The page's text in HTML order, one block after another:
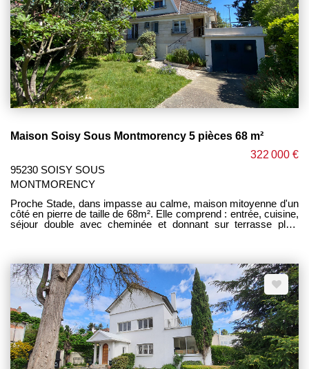
Maison Soisy Sous Montmorency 5 pièces 68 m²
322 000 €
95230 SOISY SOUS
MONTMORENCY
Proche Stade, dans impasse au calme, maison mitoyenne d'un
côté en pierre de taille de 68m². Elle comprend : entrée, cuisine,
séjour double avec cheminée et donnant sur terrasse plein
Rafraichissement à prévoir. PROCHE COLLEGE STADE BUS
EXCLUSIVITE PM IMMOBILIER CEGEY ----------------
HONORAIRES CHARGE VENDEUR ----------